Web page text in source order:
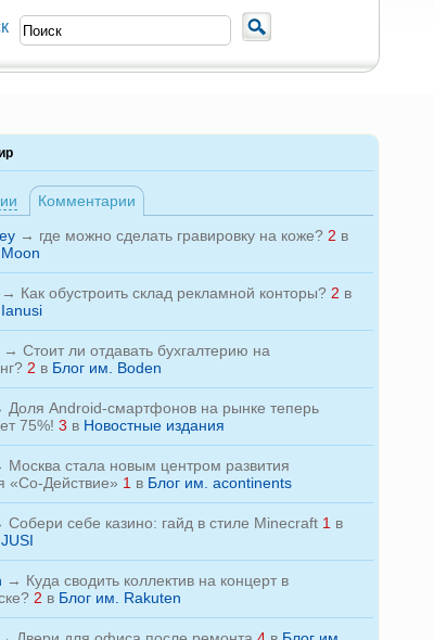
Комментарии
→ где можно сделать гравировку на коже? 2 в
→ Как обустроить склад рекламной конторы? 2 в
Стоит ли отдавать бухгалтерию на
2 в Блог им. Boden
Доля Android-смартфонов на рынке теперь
75%! 3 в Новостные издания
Москва стала новым центром развития
«Со-Действие» 1 в Блог им. acontinents
Собери себе казино: гайд в стиле Minecraft 1 в
→ Куда сводить коллектив на концерт в
2 в Блог им. Rakuten